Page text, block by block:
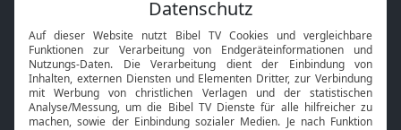
Neuigkeiten
Smart TV
HbbTV
Bibelthek Online-Bibel
Nächster Gottesdienst